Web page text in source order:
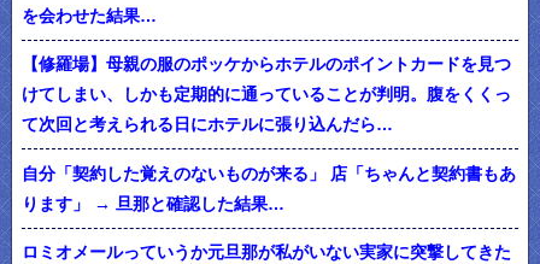
を会わせた結果…
【修羅場】母親の服のポッケからホテルのポイントカードを見つ
けてしまい、しかも定期的に通っていることが判明。腹をくくっ
て次回と考えられる日にホテルに張り込んだら…
自分「契約した覚えのないものが来る」 店「ちゃんと契約書もあ
ります」 → 旦那と確認した結果…
ロミオメールっていうか元旦那が私がいない実家に突撃してきた